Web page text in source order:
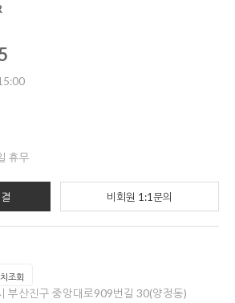
휴무
비회원 1:1문의
조회
부산진구 중앙대로909번길 30(양정동)